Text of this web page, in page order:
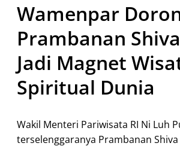
Wamenpar
Prambanan
Jadi Magnet
Spiritual Dunia
Wakil Menteri Pariwisata RI Ni Luh
terselenggaranya Prambanan